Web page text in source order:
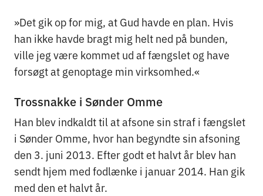
»Det gik op for mig, at Gud havde en plan. Hvis
han ikke havde bragt mig helt ned på bunden,
ville jeg være kommet ud af fængslet og have
forsøgt at genoptage min virksomhed.«
Trossnakke i Sønder Omme
Han blev indkaldt til at afsone sin straf i fængslet
i Sønder Omme, hvor han begyndte sin afsoning
den 3. juni 2013. Efter godt et halvt år blev han
sendt hjem med fodlænke i januar 2014. Han gik
med den et halvt år.